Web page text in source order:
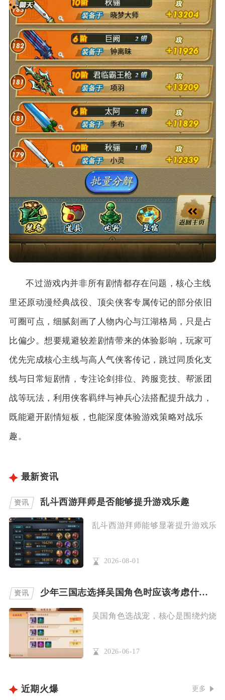
不过游戏内并非所有剧情都存在问题，核心主线
里还原动漫经典战役、顶尖侠客专属传记的部分依旧
可圈可点，细腻刻画了人物内心与江湖格局，只是占
比偏少。想要规避较差剧情带来的体验影响，玩家可
优先完成核心主线与高人气侠客传记，跳过同质化支
线与日常短剧情，专注论剑排位、跨服竞技、帮派团
战等玩法，利用侠客羁绊与神兵心法搭配提升战力，
既能避开剧情短板，也能深度体验游戏策略对战乐
趣。
最新资讯
资讯 乱斗西游拜师是否能够提升游戏乐趣
乱斗西游拜师能够显著提升游戏乐
2026-08-01
资讯 少年三国志选择吴国角色时应该考虑什么战宠配合
吴国角色选战宠，核心是围绕灼烧
2026-06-17
近期火爆 更多